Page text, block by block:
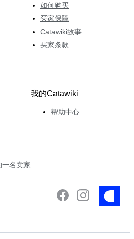
如何购买
买家保障
Catawiki故事
买家条款
名卖家
我的Catawiki
帮助中心